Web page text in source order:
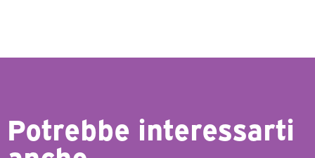
Potrebbe interessarti